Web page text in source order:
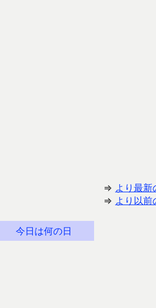
⇒ より最新
⇒ より以前
今日は何の日